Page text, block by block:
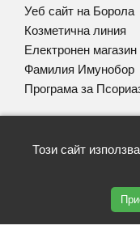
Уеб сайт на Борола
Козметична линия
Електронен магазин
Фамилия Имунобор
Програма за
Copyright © 2026 |
Условия за ползване
Този сайт